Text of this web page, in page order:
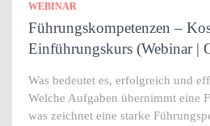
WEBINAR
Führungskompetenzen –
Einführungskurs (Webinar |
Was bedeutet es, erfolgreich und
Welche Aufgaben übernimmt eine
was zeichnet eine starke